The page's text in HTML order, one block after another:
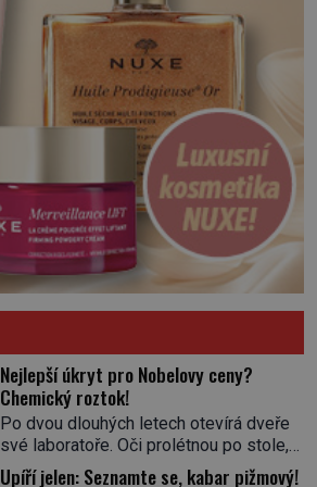
Nejlepší úkryt pro Nobelovy ceny?
Chemický roztok!
Po dvou dlouhých letech otevírá dveře
své laboratoře. Oči prolétnou po stole,
aby pak ulpěly na regálu, kde se nachází
Upíří jelen: Seznamte se, kabar pižmový!